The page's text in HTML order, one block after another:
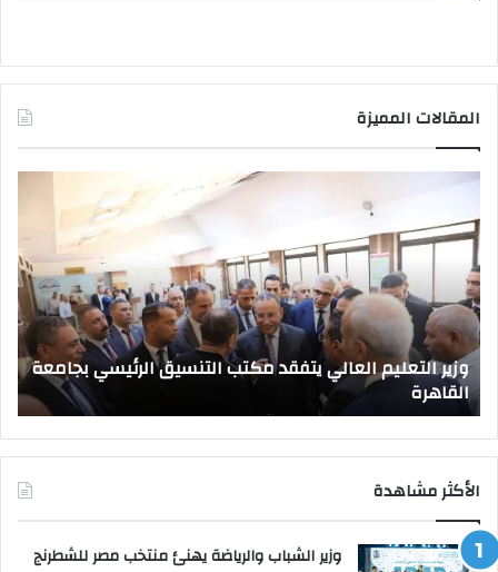
المقالات المميزة
وزير
العالي
يتفقد
مكتب
التنسيق
الرئيسي
بجامعة
القاهرة
وزير التعليم العالي يتفقد مكتب التنسيق الرئيسي بجامعة
القاهرة
الأكثر مشاهدة
وزير الشباب والرياضة يهنئ منتخب مصر للشطرنج